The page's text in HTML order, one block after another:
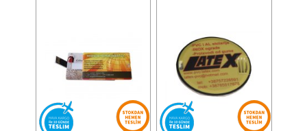
ANAHTARLIK